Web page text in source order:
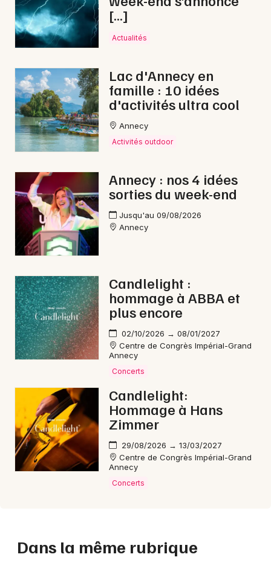
[…]
Actualités
Lac d'Annecy en
famille : 10 idées
d'activités ultra cool
Annecy
Activités outdoor
Annecy : nos 4 idées
sorties du week-end
Jusqu'au 09/08/2026
Annecy
Candlelight :
hommage à ABBA et
plus encore
02/10/2026 → 08/01/2027
Centre de Congrès Impérial-Grand
Annecy
Concerts
Candlelight:
Hommage à Hans
Zimmer
29/08/2026 → 13/03/2027
Centre de Congrès Impérial-Grand
Annecy
Concerts
Dans la même rubrique